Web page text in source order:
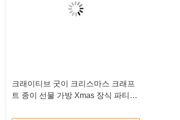
크래이티브 굿이 크리스마스 크래프
트 종이 선물 가방 Xmas 장식 파티에